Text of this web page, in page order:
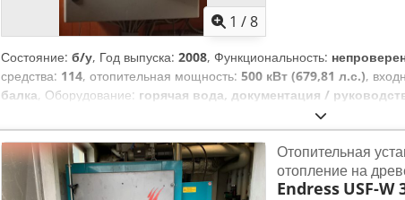
1 /8
Состояние: б/у, Год выпуска: 2008, Функциональность:
средства: 114, отопительная мощность: 500 кВт (679,81 л.с.),
балка, Оборудование: горячая вода, документация /
отопительная установка фирмы Heizomat. Котел для сжигания
Мощность 500 кВт. Год постройки 2008, эксплуатировалась
приобрести и систему выгрузки топлива. Опорожнение бункера
транспортера. Транспортирующий канал: 2200 мм (открытая часть)
комплекте.
Отопительная
отопление на
Endress USF-W